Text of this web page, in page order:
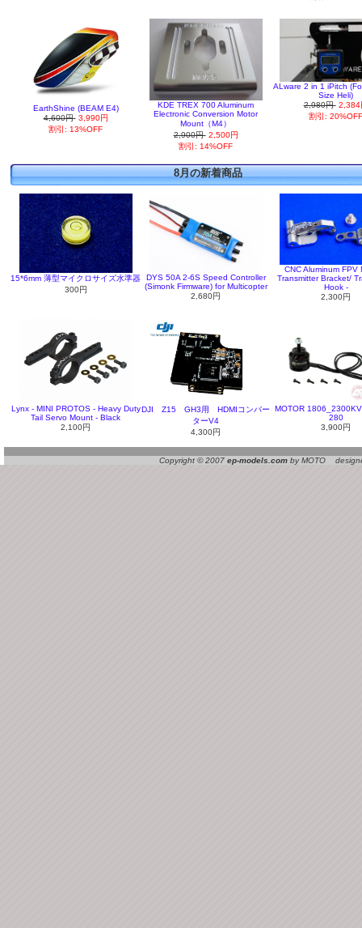
EarthShine (BEAM E4)
4,600円 3,990円
割引: 13%OFF
KDE TREX 700 Aluminum
Electronic Conversion Motor
Mount（M4）
2,900円 2,500円
割引: 14%OFF
ALware 2 in 1 iPitch
Size Heli)
2,980円 2,384
割引:
8月の新着商品
15*6mm 薄型マイクロサイズ水準器
300円
DYS 50A 2-6S Speed Controller
(Simonk Firmware) for Multicopter
2,680円
CNC Aluminum FPV
Transmitter Bracket/
Hook -
2,300円
Lynx - MINI PROTOS - Heavy Duty
Tail Servo Mount - Black
2,100円
DJI Z15 GH3用 HDMIコンバー
ターV4
4,300円
MOTOR
280
3,900円
Copyright © 2007 ep-models.com by MOTO